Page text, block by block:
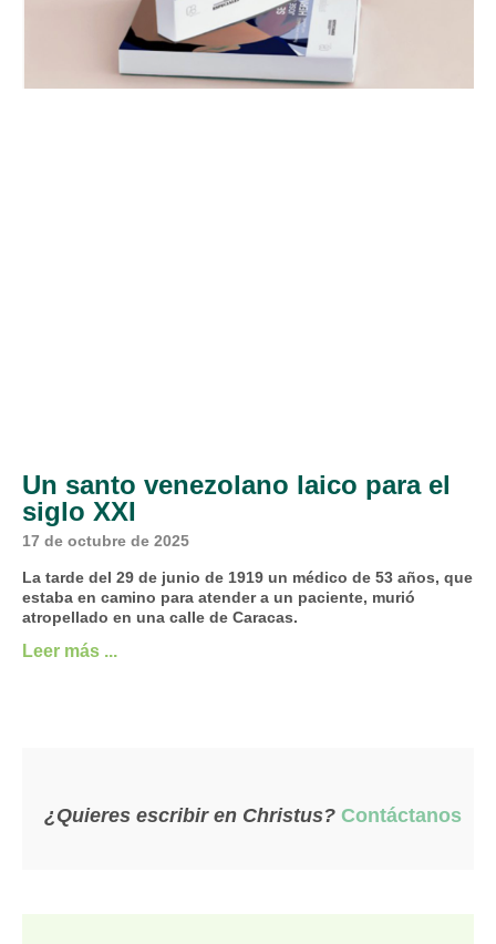
Un santo venezolano laico para el
siglo XXI
17 de octubre de 2025
La tarde del 29 de junio de 1919 un médico de 53 años, que
estaba en camino para atender a un paciente, murió
atropellado en una calle de Caracas.
Leer más ...
¿Quieres escribir en Christus? Contáctanos